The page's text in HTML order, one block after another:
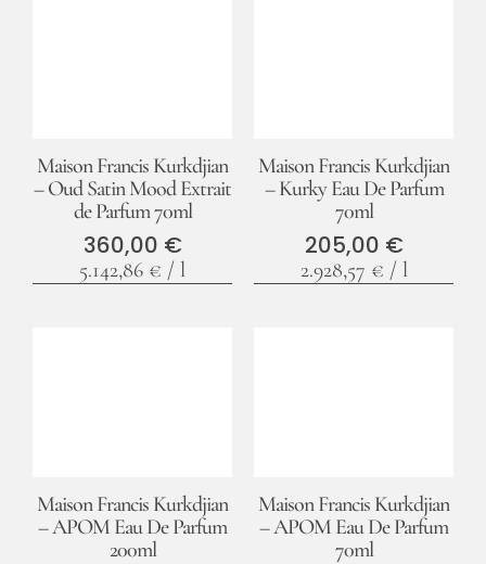
Kontakt
Maison Francis Kurkdjian
– Oud Satin Mood Extrait
de Parfum 70ml
360,00 €
5.142,86 € / l
Maison Francis Kurkdjian
– Kurky Eau De Parfum
70ml
205,00 €
2.928,57 € / l
Maison Francis Kurkdjian
– APOM Eau De Parfum
200ml
Maison Francis Kurkdjian
– APOM Eau De Parfum
70ml